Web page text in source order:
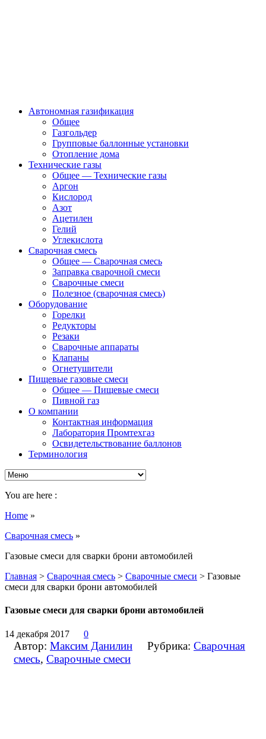
Автономная газификация
Общее
Газгольдер
Групповые баллонные установки
Отопление дома
Технические газы
Общее — Технические газы
Аргон
Кислород
Азот
Ацетилен
Гелий
Углекислота
Сварочная смесь
Общее — Сварочная смесь
Заправка сварочной смеси
Сварочные смеси
Полезное (сварочная смесь)
Оборудование
Горелки
Редукторы
Резаки
Сварочные аппараты
Клапаны
Огнетушители
Пищевые газовые смеси
Общее — Пищевые смеси
Пивной газ
О компании
Контактная информация
Лаборатория Промтехгаз
Освидетельствование баллонов
Терминология
You are here :
Home »
Сварочная смесь »
Газовые смеси для сварки брони автомобилей
Главная > Сварочная смесь > Сварочные смеси > Газовые
смеси для сварки брони автомобилей
Газовые смеси для сварки брони автомобилей
14 декабря 2017 0
Автор: Максим Данилин Рубрика: Сварочная
смесь, Сварочные смеси